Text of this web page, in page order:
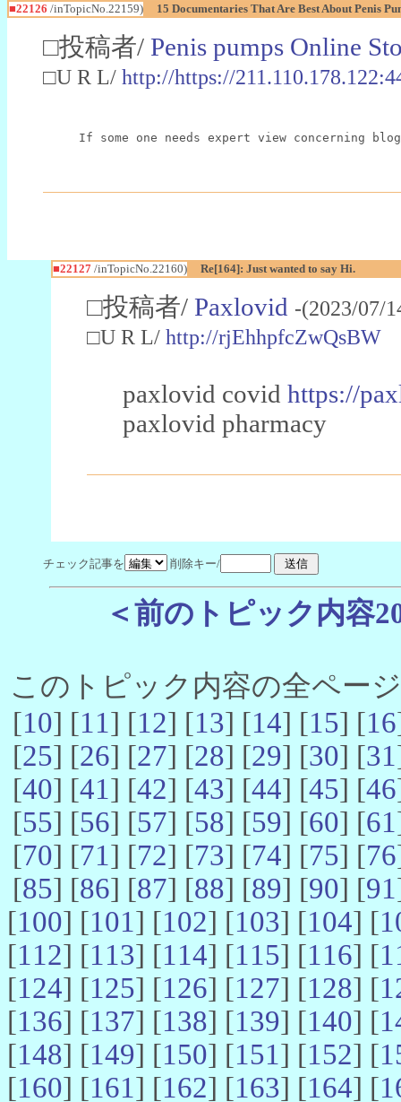
■22126 /inTopicNo.22159) 15 Documentaries That Are Best About Penis
□投稿者/ Penis pumps Online
□U R L/ http://https://
If some one needs expert view concerning
■22127/inTopicNo.22160) Re[164]: Just wanted to say Hi.
□投稿者/ Paxlovid -(2023/07/
□U R L/ http://rjEhhpfcZwQsBW
paxlovid covid https://
paxlovid pharmacy
チェック記事を 削除キー/
＜前のトピック内容
このトピック内容の全ペー
[10] [11] [12] [13] [14] [15] [16
[25] [26] [27] [28] [29] [30] [31
[40] [41] [42] [43] [44] [45] [46
[55] [56] [57] [58] [59] [60] [61
[70] [71] [72] [73] [74] [75] [76
[85] [86] [87] [88] [89] [90] [91
[100] [101] [102] [103] [104] [
[112] [113] [114] [115] [116] [
[124] [125] [126] [127] [128] [
[136] [137] [138] [139] [140] [
[148] [149] [150] [151] [152] [
[160] [161] [162] [163] [164] [